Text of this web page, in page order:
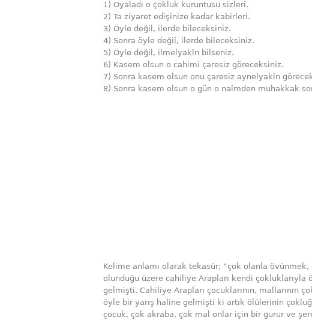
1) Oyaladı o çokluk kuruntusu sizleri.
2) Ta ziyaret edişinize kadar kabirleri.
3) Öyle değil, ilerde bileceksiniz.
4) Sonra öyle değil, ilerde bileceksiniz.
5) Öyle değil, ilmelyakîn bilseniz.
6) Kasem olsun o cahimi çaresiz göreceksiniz.
7) Sonra kasem olsun onu çaresiz aynelyakîn
8) Sonra kasem olsun o gün o naîmden muhakkak
Kelime anlamı olarak tekasür; “çok olanla
olunduğu üzere cahiliye Arapları kendi
gelmişti. Cahiliye Arapları çocuklarının, mallarının
öyle bir yarış haline gelmişti ki artık ölülerinin
çocuk, çok akraba, çok mal onlar için bir gurur ve